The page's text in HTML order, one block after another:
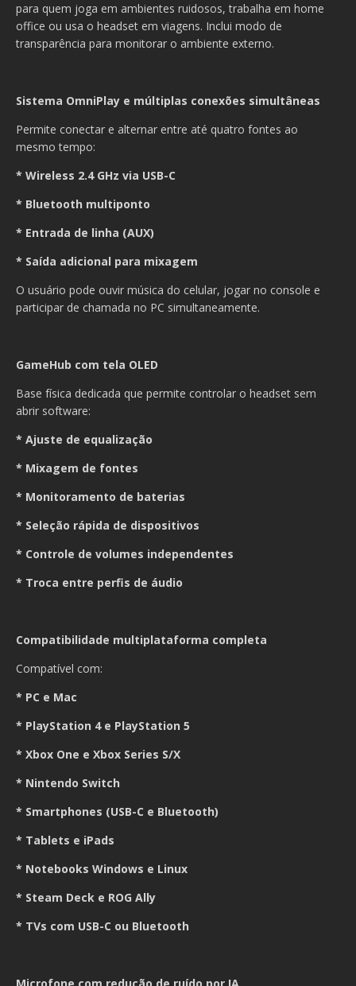
para quem joga em ambientes ruidosos, trabalha em home
office ou usa o headset em viagens. Inclui modo de
transparência para monitorar o ambiente externo.
Sistema OmniPlay e múltiplas conexões simultâneas
Permite conectar e alternar entre até quatro fontes ao
mesmo tempo:
* Wireless 2.4 GHz via USB-C
* Bluetooth multiponto
* Entrada de linha (AUX)
* Saída adicional para mixagem
O usuário pode ouvir música do celular, jogar no console e
participar de chamada no PC simultaneamente.
GameHub com tela OLED
Base física dedicada que permite controlar o headset sem
abrir software:
* Ajuste de equalização
* Mixagem de fontes
* Monitoramento de baterias
* Seleção rápida de dispositivos
* Controle de volumes independentes
* Troca entre perfis de áudio
Compatibilidade multiplataforma completa
Compatível com:
* PC e Mac
* PlayStation 4 e PlayStation 5
* Xbox One e Xbox Series S/X
* Nintendo Switch
* Smartphones (USB-C e Bluetooth)
* Tablets e iPads
* Notebooks Windows e Linux
* Steam Deck e ROG Ally
* TVs com USB-C ou Bluetooth